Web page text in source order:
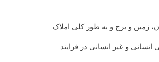
زمین و برج و به طور کلی املاک
و غیر انسانی در فرایند